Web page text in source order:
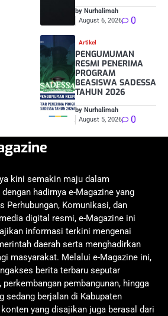
by Nurhalimah
August 6, 2026
0
Artikel
PENGUMUMAN
RESMI PENERIMA
PROGRAM
BEASISWA SADESSA
TAHUN 2026
by Nurhalimah
August 5, 2026
0
kini semakin maju dalam
hadirnya e-Magazine yang
Perhubungan, Komunikasi, dan
digital resmi, e-Magazine ini
informasi terkini mengenai
daerah serta menghadirkan
masyarakat. Melalui e-Magazine ini,
berita terbaru seputar
pembangunan, hingga
sedang berjalan di Kabupaten
yang disajikan juga berasal dari